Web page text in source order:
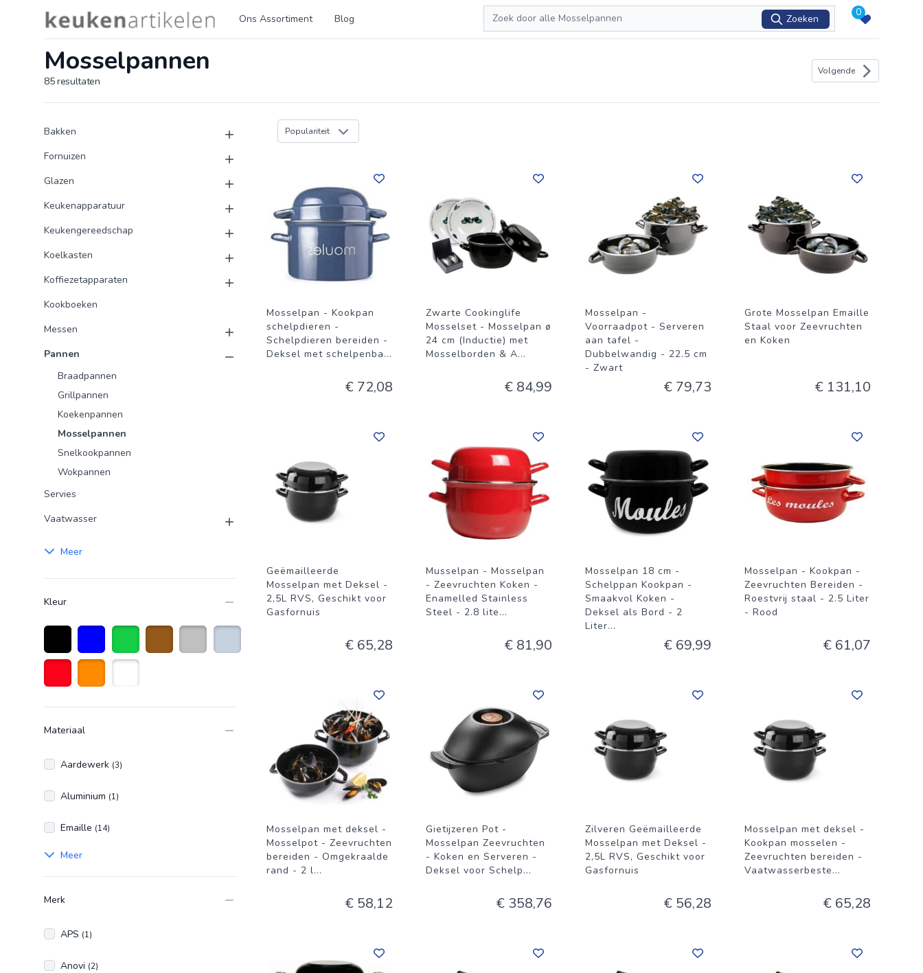
Logo keukenartikelen.com Ons Assortiment Blog
Zoeken
Zoeken
0
Mosselpannen
85resultaten
Volgende
Producten
Product categorieën
Bakken
Fornuizen
Glazen
Keukenapparatuur
Keukengereedschap
Koelkasten
Koffiezetapparaten
Kookboeken
Messen
Pannen
Braadpannen
Grillpannen
Koekenpannen
Mosselpannen
Snelkookpannen
Wokpannen
Servies
Vaatwasser
Meer
Kleur
Zwart Blauw Groen
Materiaal
Aardewerk (3)
Aluminium (1)
Emaille (14)
Meer
Merk
APS (1)
Anovi (2)
Populariteit
Mosselpan - Kookpan
schelpdieren -
Schelpdieren bereiden -
Deksel met schelpenba...
€ 72,08
Zwarte Cookinglife
Mosselset - Mosselpan ø
24 cm (Inductie) met
Mosselborden & A...
€ 84,99
Mosselpan -
Voorraadpot - Serveren
aan tafel -
Dubbelwandig - 22.5 cm
- Zwart
€ 79,73
Grote Mosselpan Emaille
Staal voor Zeevruchten
en Koken
€ 131,10
Geëmailleerde
Mosselpan met Deksel -
2,5L RVS, Geschikt voor
Gasfornuis
€ 65,28
Musselpan - Mosselpan
- Zeevruchten Koken -
Enamelled Stainless
Steel - 2.8 lite...
€ 81,90
Mosselpan 18 cm -
Schelppan Kookpan -
Smaakvol Koken -
Deksel als Bord - 2
Liter...
€ 69,99
Mosselpan - Kookpan -
Zeevruchten Bereiden -
Roestvrij staal - 2.5 Liter
- Rood
€ 61,07
Mosselpan met deksel -
Mosselpot - Zeevruchten
bereiden - Omgekraalde
rand - 2 l...
€ 58,12
Gietijzeren Pot -
Mosselpan Zeevruchten
- Koken en Serveren -
Deksel voor Schelp...
€ 358,76
Zilveren Geëmailleerde
Mosselpan met Deksel -
2,5L RVS, Geschikt voor
Gasfornuis
€ 56,28
Mosselpan met deksel -
Kookpan mosselen -
Zeevruchten bereiden -
Vaatwasserbeste...
€ 65,28